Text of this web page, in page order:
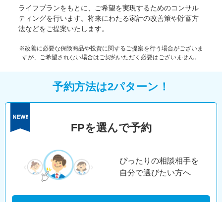
ライフプランをもとに、ご希望を実現するためのコンサル
ティングを行います。将来にわたる家計の改善策や貯蓄方
法などをご提案いたします。
※改善に必要な保険商品や投資に関するご提案を行う場合がございま
すが、ご希望されない場合はご契約いただく必要はございません。
予約方法は2パターン！
FPを選んで予約
ぴったりの相談相手を
自分で選びたい方へ